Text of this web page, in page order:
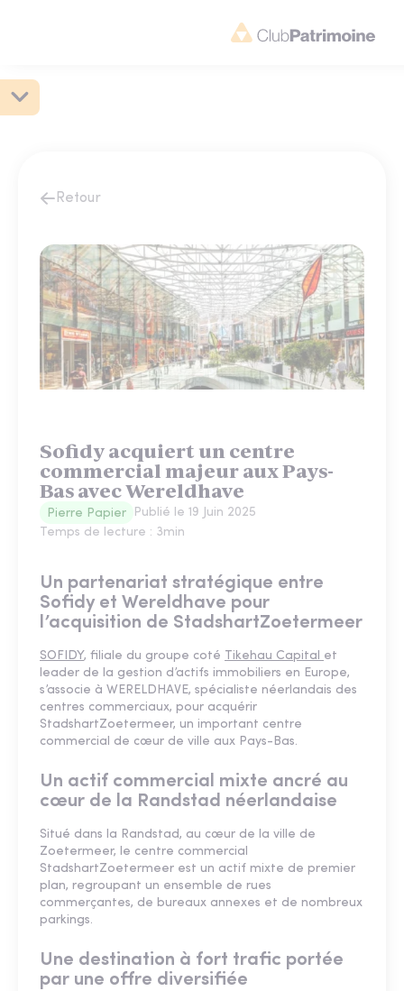
Retour
Sofidy acquiert un centre
commercial majeur aux Pays-
Bas avec Wereldhave
Pierre Papier Publié le 19 Juin 2025
Temps de lecture : 3min
Un partenariat stratégique entre
Sofidy et Wereldhave pour
l’acquisition de StadshartZoetermeer
SOFIDY, filiale du groupe coté Tikehau Capital et
leader de la gestion d’actifs immobiliers en Europe,
s’associe à WERELDHAVE, spécialiste néerlandais des
centres commerciaux, pour acquérir
StadshartZoetermeer, un important centre
commercial de cœur de ville aux Pays-Bas.
Un actif commercial mixte ancré au
cœur de la Randstad néerlandaise
Situé dans la Randstad, au cœur de la ville de
Zoetermeer, le centre commercial
StadshartZoetermeer est un actif mixte de premier
plan, regroupant un ensemble de rues
commerçantes, de bureaux annexes et de nombreux
parkings.
Une destination à fort trafic portée
par une offre diversifiée